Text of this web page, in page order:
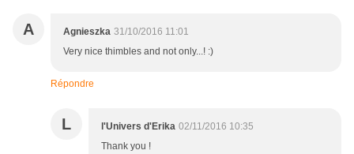
A Agnieszka 31/10/2016 11:01
Very nice thimbles and not only...! :)
Répondre
L l'Univers d'Erika 02/11/2016 10:35
Thank you !